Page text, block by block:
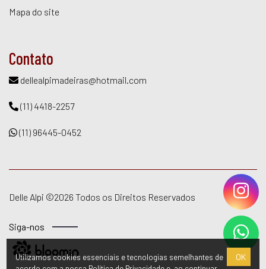
Mapa do site
Contato
dellealpimadeiras@hotmail.com
(11) 4418-2257
(11) 96445-0452
Delle Alpi ©2026 Todos os Direitos Reservados
Siga-nos
Utilizamos cookies essenciais e tecnologias semelhantes de
OK